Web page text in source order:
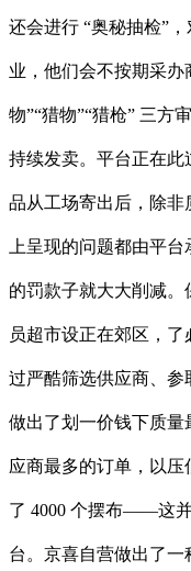
还会进行 “奥秘抽检”
业，他们会不按期采
物”“猎物”“猎枪” 三方
持续发卖。平台正在
品从工场寄出后，除
上呈现的问题都由平
的罚款子就大大削减。
员超市设正在郊区，
过严酷筛选供应商、参
做出了划一价钱下质
应商最多的订单，以压
了 4000 个摆布——这
台。京喜自营做出了